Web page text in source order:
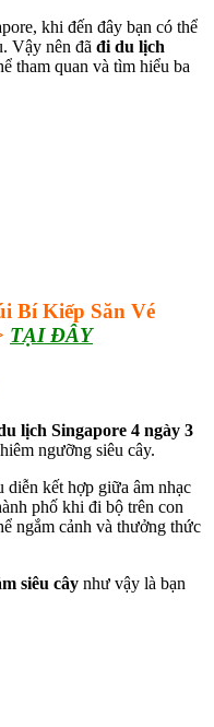
khi đến đây bạn có thể
Vậy nên đã đi du lịch
tham quan và tìm hiểu ba
Bí Kiếp Săn Vé
TẠI ĐÂY
lịch Singapore 4 ngày 3
ngưỡng siêu cây.
diễn kết hợp giữa âm nhạc
phố khi đi bộ trên con
ngắm cảnh và thưởng thức
siêu cây như vậy là bạn